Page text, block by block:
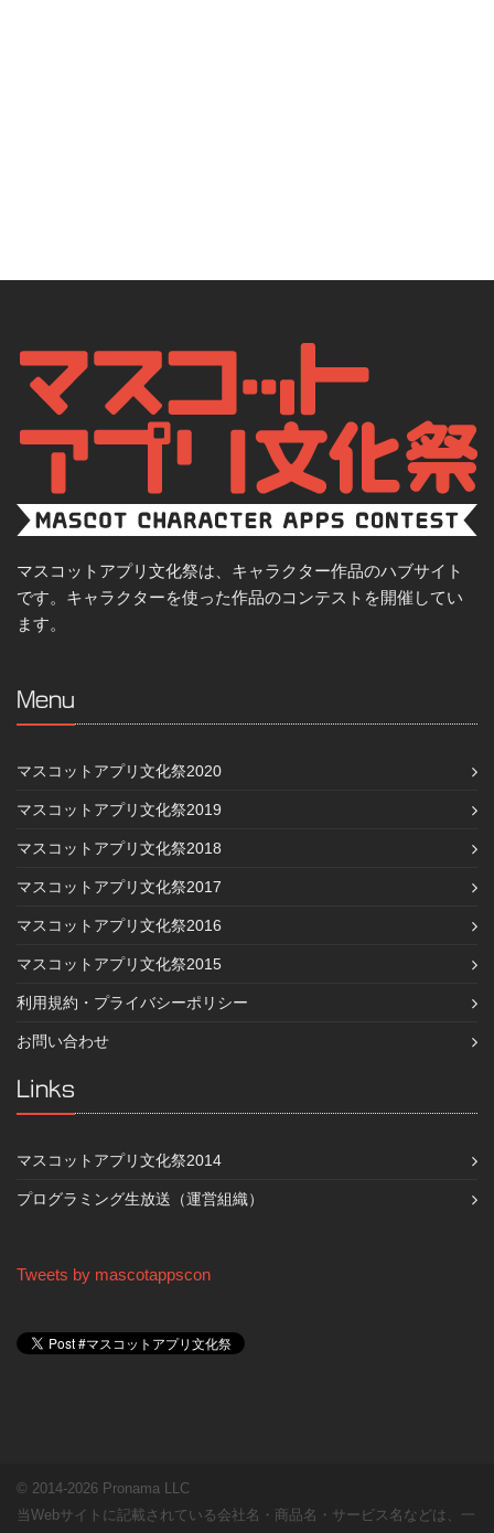
マスコットアプリ文化祭は、キャラクター作品のハブサイト
です。キャラクターを使った作品のコンテストを開催してい
ます。
Menu
マスコットアプリ文化祭2020
マスコットアプリ文化祭2019
マスコットアプリ文化祭2018
マスコットアプリ文化祭2017
マスコットアプリ文化祭2016
マスコットアプリ文化祭2015
利用規約・プライバシーポリシー
お問い合わせ
Links
マスコットアプリ文化祭2014
プログラミング生放送（運営組織）
Tweets by mascotappscon
© 2014-2026 Pronama LLC
当Webサイトに記載されている会社名・商品名・サービス名などは、一